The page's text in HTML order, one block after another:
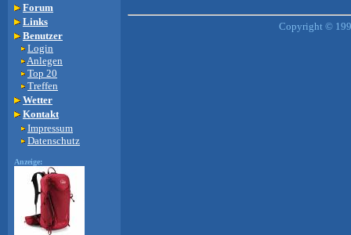
Forum
Links
Benutzer
Login
Anlegen
Top 20
Treffen
Wetter
Kontakt
Impressum
Datenschutz
Anzeige:
Copyright ©